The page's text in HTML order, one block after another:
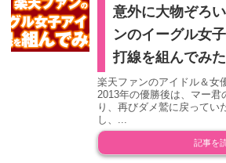
意外に大物ぞろ
ンのイーグル女
打線を組んでみた
楽天ファンのアイドル＆女
2013年の優勝後は、マー君
り、再びダメ鷲に戻ってい
し、...
記事を